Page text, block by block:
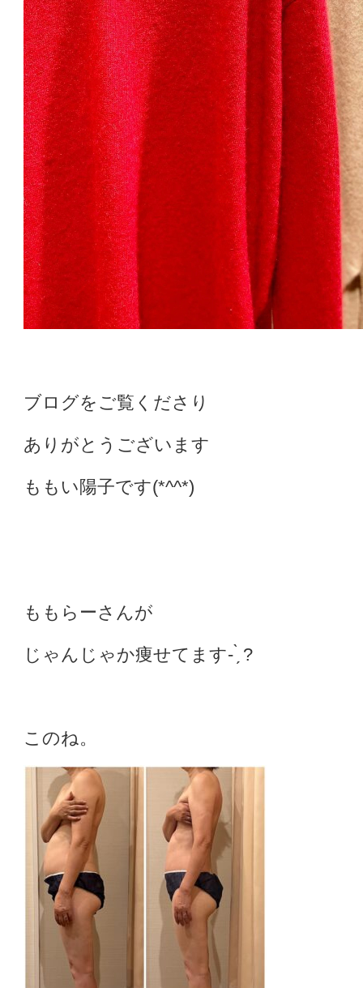
ブログをご覧くださり
ありがとうございます
ももい陽子です(*^^*)
ももらーさんが
じゃんじゃか痩せてます- ̗̀ ?
このね。